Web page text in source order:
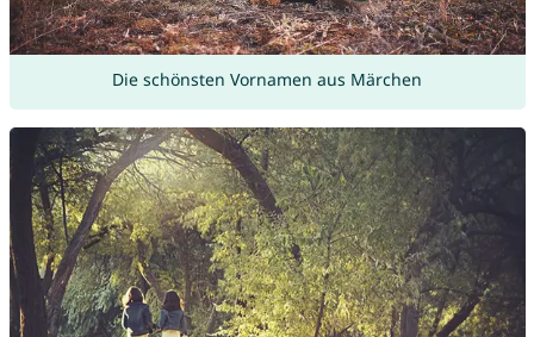
Die schönsten Vornamen aus Märchen